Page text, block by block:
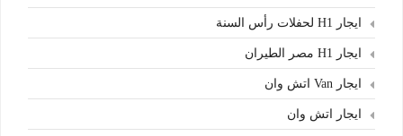
ايجار H1 لحفلات رأس السنة
ايجار H1 مصر الطيران
ايجار Van اتش وان
ايجار اتش وان